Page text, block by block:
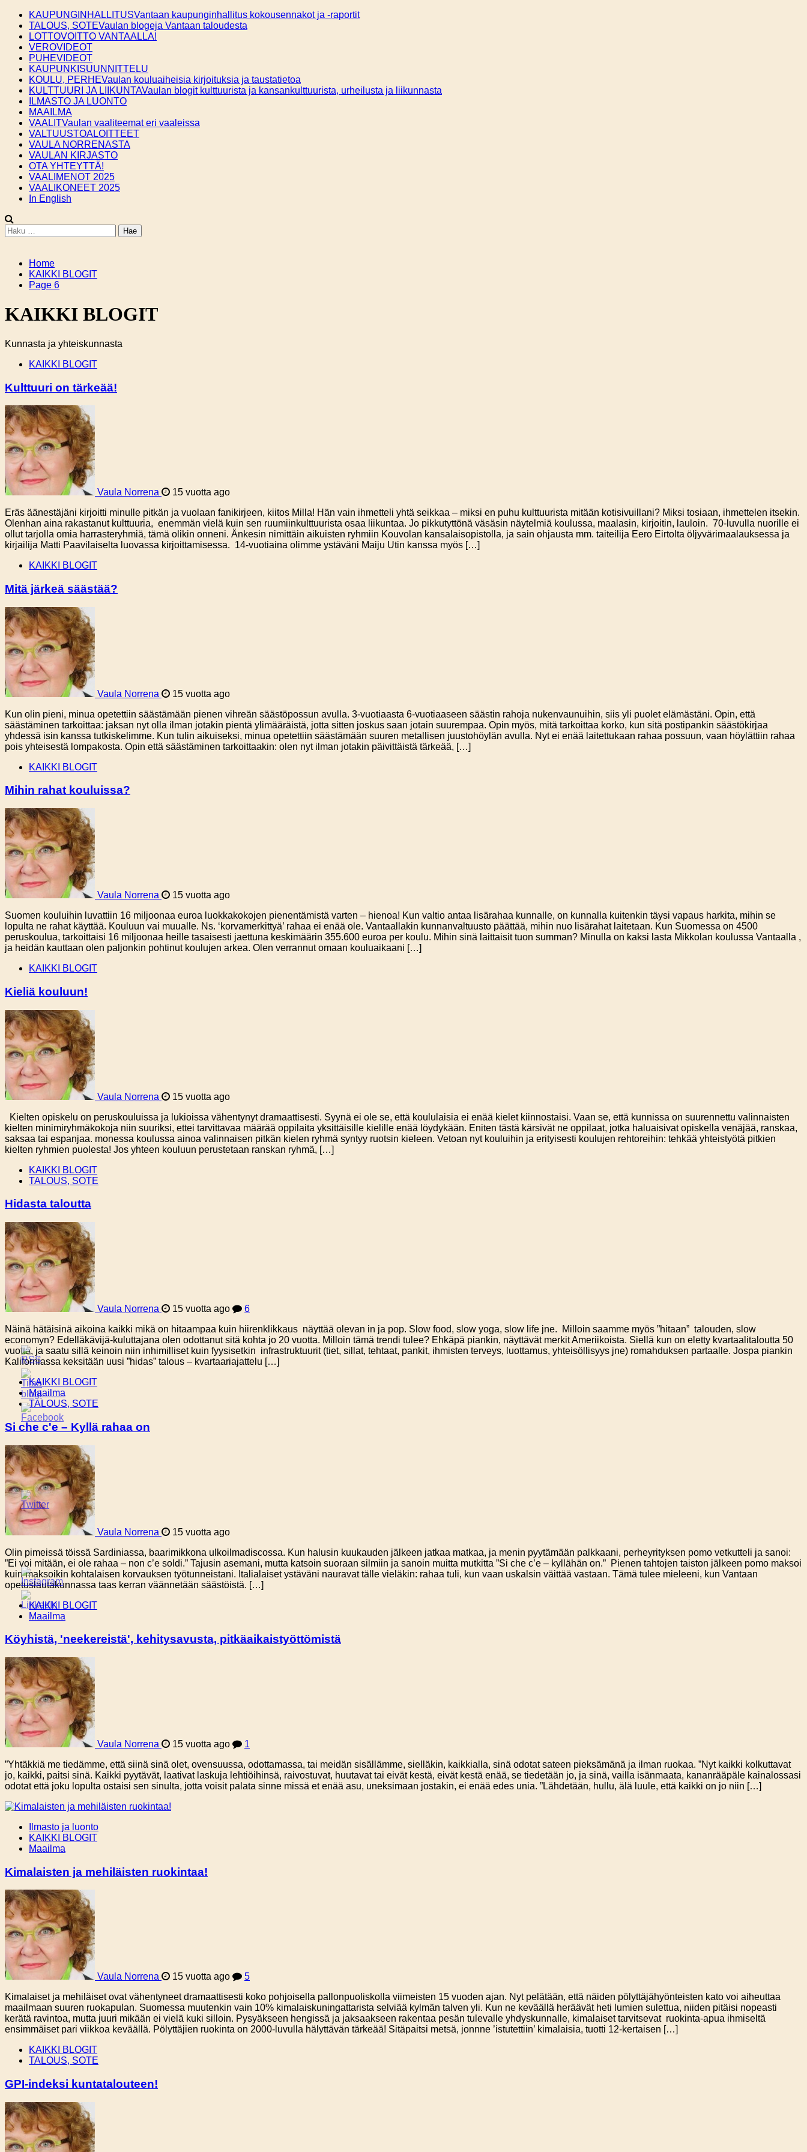
Skip
content
KAUPUNGINHALLITUSVantaan kaupunginhallitus kokousennakot ja -raportit
TALOUS, SOTEVaulan blogeja Vantaan taloudesta
LOTTOVOITTO VANTAALLA!
VEROVIDEOT
PUHEVIDEOT
KAUPUNKISUUNNITTELU
KOULU, PERHEVaulan kouluaiheisia kirjoituksia ja taustatietoa
KULTTUURI JA LIIKUNTAVaulan blogit kulttuurista ja kansankulttuurista, urheilusta ja liikunnasta
ILMASTO JA LUONTO
MAAILMA
VAALITVaulan vaaliteemat eri vaaleissa
VALTUUSTOALOITTEET
VAULA NORRENASTA
VAULAN KIRJASTO
OTA YHTEYTTÄ!
VAALIMENOT 2025
VAALIKONEET 2025
In English
Haku:
Home
KAIKKI BLOGIT
Page 6
KAIKKI BLOGIT
Kunnasta ja yhteiskunnasta
KAIKKI BLOGIT
Kulttuuri on tärkeää!
Vaula Norrena
15 vuotta ago
Eräs äänestäjäni kirjoitti minulle pitkän ja vuolaan fanikirjeen, kiitos Milla! Hän vain ihmetteli yhtä seikkaa – miksi en puhu kulttuurista mitään kotisivuillani? Miksi tosiaan, ihmettelen itsekin.
Olenhan aina rakastanut kulttuuria, enemmän vielä kuin sen ruumiinkulttuurista osaa liikuntaa. Jo pikkutyttönä väsäsin näytelmiä koulussa, maalasin, kirjoitin, lauloin. 70-luvulla nuorille ei
ollut tarjolla omia harrasteryhmiä, tämä olikin onneni. Änkesin nimittäin aikuisten ryhmiin Kouvolan kansalaisopistolla, ja sain ohjausta mm. taiteilija Eero Eirtolta öljyvärimaalauksessa ja
kirjailija Matti Paavilaiselta luovassa kirjoittamisessa. 14-vuotiaina olimme ystäväni Maiju Utin kanssa myös […]
KAIKKI BLOGIT
Mitä järkeä säästää?
Vaula Norrena
15 vuotta ago
Kun olin pieni, minua opetettiin säästämään pienen vihreän säästöpossun avulla. 3-vuotiaasta 6-vuotiaaseen säästin rahoja nukenvaunuihin, siis yli puolet elämästäni. Opin, että
säästäminen tarkoittaa: jaksan nyt olla ilman jotakin pientä ylimääräistä, jotta sitten joskus saan jotain suurempaa. Opin myös, mitä tarkoittaa korko, kun sitä postipankin säästökirjaa
yhdessä isin kanssa tutkiskelimme. Kun tulin aikuiseksi, minua opetettiin säästämään suuren metallisen juustohöylän avulla. Nyt ei enää laitettukaan rahaa possuun, vaan höylättiin rahaa
pois yhteisestä lompakosta. Opin että säästäminen tarkoittaakin: olen nyt ilman jotakin päivittäistä tärkeää, […]
KAIKKI BLOGIT
Mihin rahat kouluissa?
Vaula Norrena
15 vuotta ago
Suomen kouluihin luvattiin 16 miljoonaa euroa luokkakokojen pienentämistä varten – hienoa! Kun valtio antaa lisärahaa kunnalle, on kunnalla kuitenkin täysi vapaus harkita, mihin se
lopulta ne rahat käyttää. Kouluun vai muualle. Ns. ‘korvamerkittyä’ rahaa ei enää ole. Vantaallakin kunnanvaltuusto päättää, mihin nuo lisärahat laitetaan. Kun Suomessa on 4500
peruskoulua, tarkoittaisi 16 miljoonaa heille tasaisesti jaettuna keskimäärin 355.600 euroa per koulu. Mihin sinä laittaisit tuon summan? Minulla on kaksi lasta Mikkolan koulussa Vantaalla ,
ja heidän kauttaan olen paljonkin pohtinut koulujen arkea. Olen verrannut omaan kouluaikaani […]
KAIKKI BLOGIT
Kieliä kouluun!
Vaula Norrena
15 vuotta ago
Kielten opiskelu on peruskouluissa ja lukioissa vähentynyt dramaattisesti. Syynä ei ole se, että koululaisia ei enää kielet kiinnostaisi. Vaan se, että kunnissa on suurennettu valinnaisten
kielten minimiryhmäkokoja niin suuriksi, ettei tarvittavaa määrää oppilaita yksittäisille kielille enää löydykään. Eniten tästä kärsivät ne oppilaat, jotka haluaisivat opiskella venäjää, ranskaa,
saksaa tai espanjaa. monessa koulussa ainoa valinnaisen pitkän kielen ryhmä syntyy ruotsin kieleen. Vetoan nyt kouluihin ja erityisesti koulujen rehtoreihin: tehkää yhteistyötä pitkien
kielten ryhmien puolesta! Jos yhteen kouluun perustetaan ranskan ryhmä, […]
KAIKKI BLOGIT
TALOUS, SOTE
Hidasta taloutta
Vaula Norrena 15 vuotta ago
6
Näinä hätäisinä aikoina kaikki mikä on hitaampaa kuin hiirenklikkaus näyttää olevan in ja pop. Slow food, slow yoga, slow life jne. Milloin saamme myös ”hitaan” talouden, slow
economyn? Edelläkävijä-kuluttajana olen odottanut sitä kohta jo 20 vuotta. Milloin tämä trendi tulee? Ehkäpä piankin, näyttävät merkit Ameriikoista. Siellä kun on eletty kvartaalitaloutta 50
vuotta, ja saatu sillä keinoin niin inhimilliset kuin fyysisetkin infrastruktuurit (tiet, sillat, tehtaat, pankit, ihmisten terveys, luottamus, yhteisöllisyys jne) romahduksen partaalle. Jospa piankin
Kaliforniassa keksitään uusi ”hidas” talous – kvartaariajattelu […]
KAIKKI BLOGIT
Maailma
TALOUS, SOTE
Si che c'e – Kyllä rahaa on
Vaula Norrena
15 vuotta ago
Olin pimeissä töissä Sardiniassa, baarimikkona ulkoilmadiscossa. Kun halusin kuukauden jälkeen jatkaa matkaa, ja menin pyytämään palkkaani, perheyrityksen pomo vetkutteli ja sanoi:
”Ei voi mitään, ei ole rahaa – non c’e soldi.” Tajusin asemani, mutta katsoin suoraan silmiin ja sanoin muitta mutkitta ”Si che c’e – kyllähän on.” Pienen tahtojen taiston jälkeen pomo maksoi
kuin maksoikin kohtalaisen korvauksen työtunneistani. Italialaiset ystäväni nauravat tälle vieläkin: rahaa tuli, kun vaan uskalsin väittää vastaan. Tämä tulee mieleeni, kun Vantaan
opetuslautakunnassa taas kerran väännetään säästöistä. […]
KAIKKI BLOGIT
Maailma
Köyhistä, 'neekereistä', kehitysavusta, pitkäaikaistyöttömistä
Vaula Norrena 15 vuotta ago
1
”Yhtäkkiä me tiedämme, että siinä sinä olet, ovensuussa, odottamassa, tai meidän sisällämme, sielläkin, kaikkialla, sinä odotat sateen pieksämänä ja ilman ruokaa. ”Nyt kaikki kolkuttavat
jo, kaikki, paitsi sinä. Kaikki pyytävät, laativat laskuja lehtiöihinsä, raivostuvat, huutavat tai eivät kestä, eivät kestä enää, se tiedetään jo, ja sinä, vailla isänmaata, kananrääpäle kainalossasi
odotat että joku lopulta ostaisi sen sinulta, jotta voisit palata sinne missä et enää asu, uneksimaan jostakin, ei enää edes unia. ”Lähdetään, hullu, älä luule, että kaikki on jo niin […]
Ilmasto ja luonto
KAIKKI BLOGIT
Maailma
Kimalaisten ja mehiläisten ruokintaa!
Vaula Norrena 15 vuotta ago
5
Kimalaiset ja mehiläiset ovat vähentyneet dramaattisesti koko pohjoisella pallonpuoliskolla viimeisten 15 vuoden ajan. Nyt pelätään, että näiden pölyttäjähyönteisten kato voi aiheuttaa
maailmaan suuren ruokapulan. Suomessa muutenkin vain 10% kimalaiskuningattarista selviää kylmän talven yli. Kun ne keväällä heräävät heti lumien sulettua, niiden pitäisi nopeasti
kerätä ravintoa, mutta juuri mikään ei vielä kuki silloin. Pysyäkseen hengissä ja jaksaakseen rakentaa pesän tulevalle yhdyskunnalle, kimalaiset tarvitsevat ruokinta-apua ihmiseltä
ensimmäiset pari viikkoa keväällä. Pölyttäjien ruokinta on 2000-luvulla hälyttävän tärkeää! Sitäpaitsi metsä, jonnne ’istutettiin’ kimalaisia, tuotti 12-kertaisen […]
KAIKKI BLOGIT
TALOUS, SOTE
GPI-indeksi kuntatalouteen!